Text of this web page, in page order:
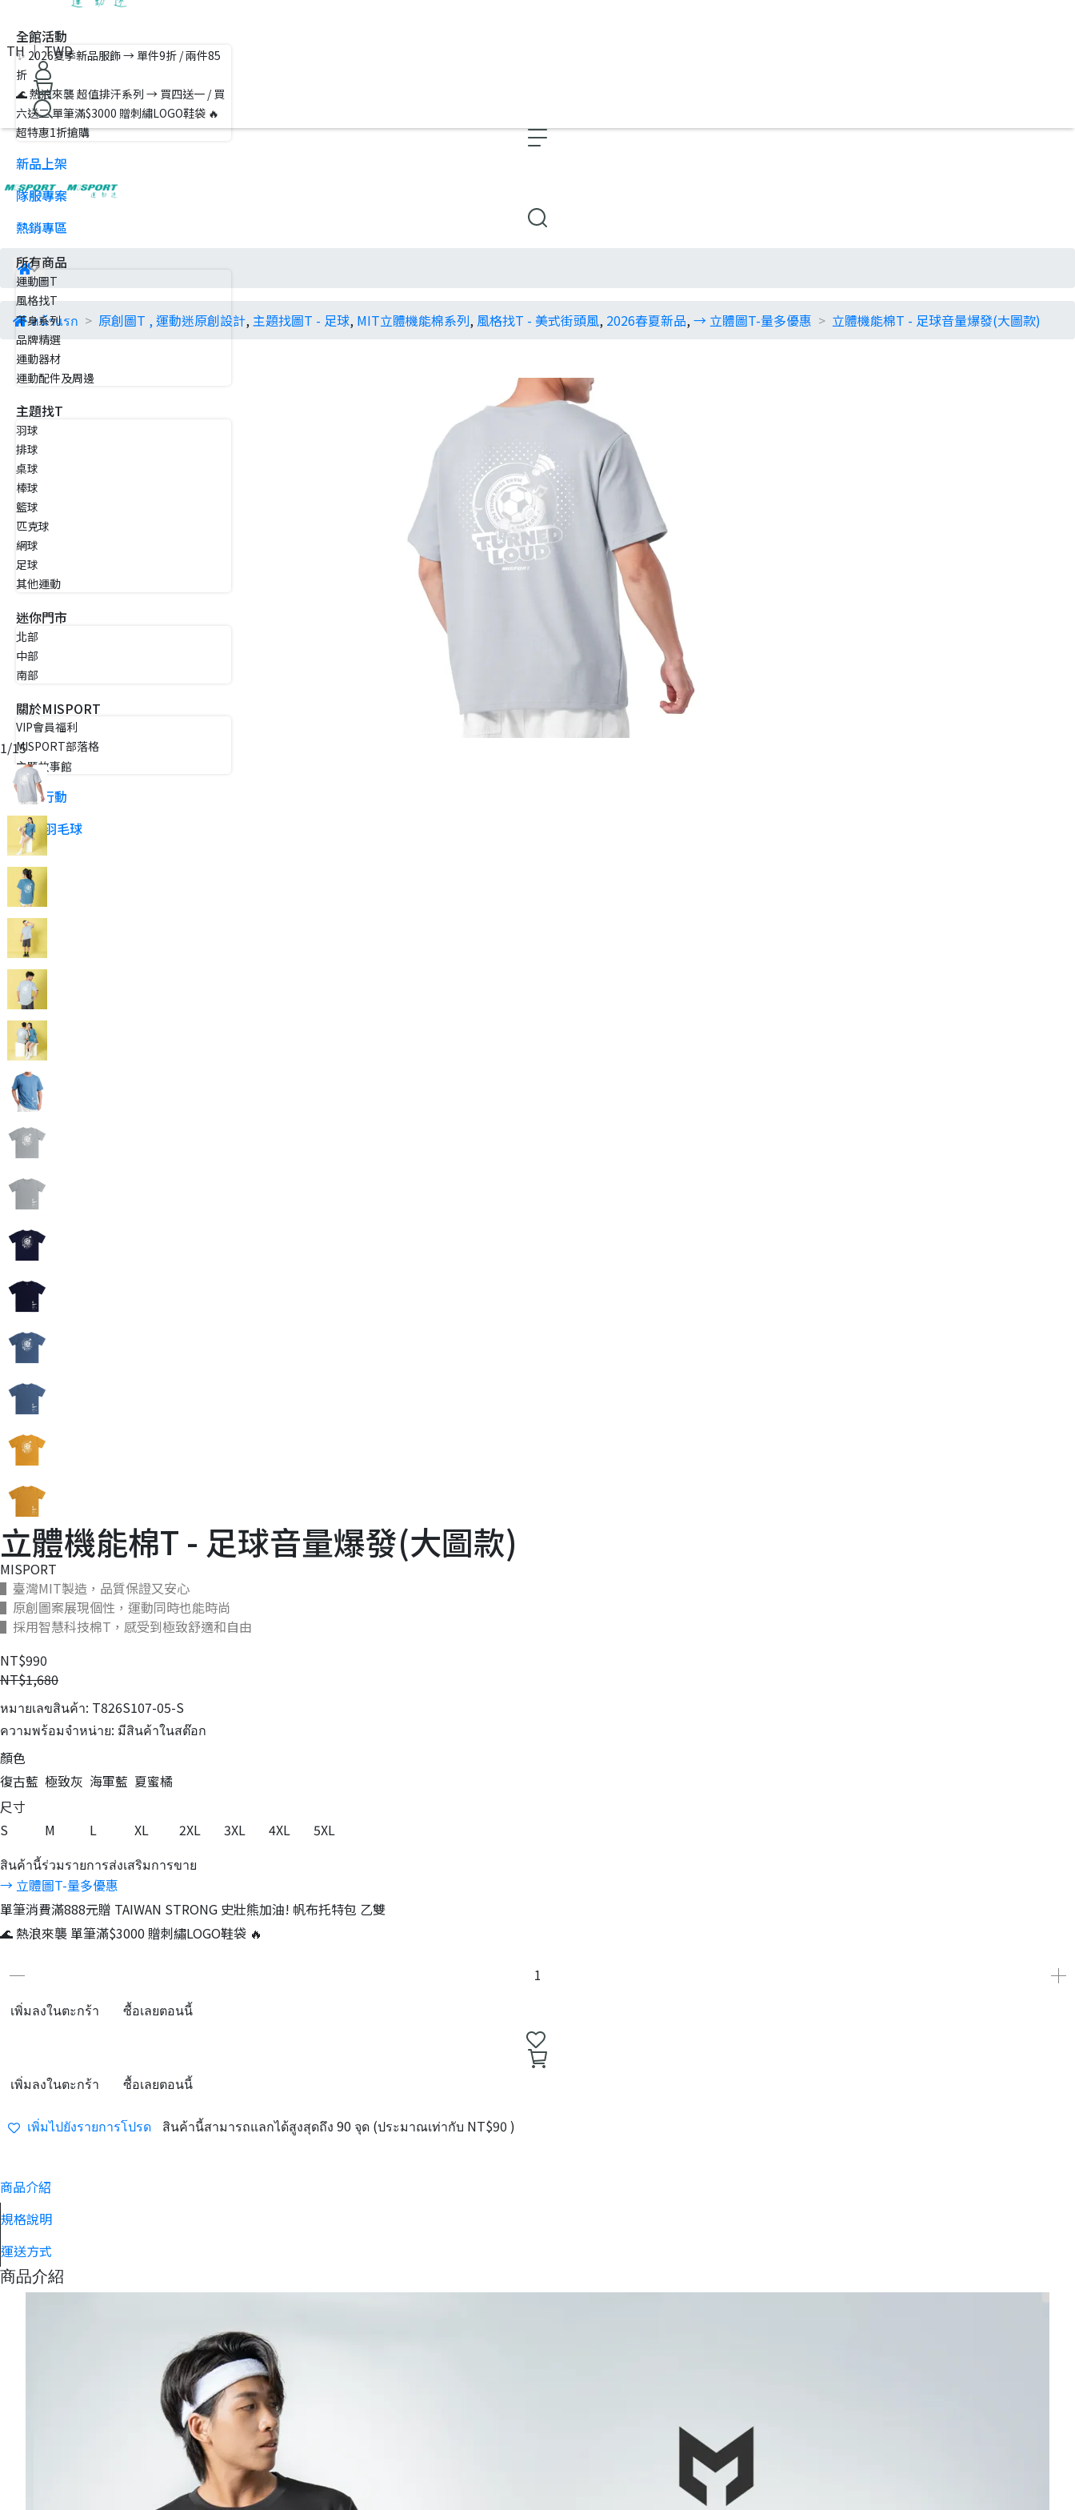
全館活動
✨ 2026夏季新品服飾 → 單件9折 / 兩件85
折
🌊 熱浪來襲 超值排汗系列 → 買四送一 / 買
六送二 單筆滿$3000 贈刺繡LOGO鞋袋 🔥
超特惠1折搶購
新品上架
隊服專案
熱銷專區
所有商品
運動圖T
風格找T
下身系列
品牌精選
運動器材
運動配件及周邊
主題找T
羽球
排球
桌球
棒球
籃球
匹克球
網球
足球
其他運動
迷你門市
北部
中部
南部
關於MISPORT
VIP會員福利
MISPORT部落格
主題故事館
公益行動
RSL 羽毛球
TH ｜ TWD
หน้าแรก 原創圖T ,運動迷原創設計,主題找圖T - 足球, MIT立體機能棉系列, 風格找T - 美式街頭風, 2026春夏新品,→ 立體圖T-量多優惠 立體機能棉T - 足球音量爆發(大圖款)
1/15
立體機能棉T - 足球音量爆發(大圖款)
MISPORT
▌臺灣MIT製造，品質保證又安心
▌原創圖案展現個性，運動同時也能時尚
▌採用智慧科技棉T，感受到極致舒適和自由
NT$990
NT$1,680
หมายเลขสินค้า: T826S107-05-S
ความพร้อมจำหน่าย: มีสินค้าในสต๊อก
顏色
復古藍 極致灰 海軍藍 夏蜜橘
尺寸
S
M L XL 2XL 3XL 4XL
5XL
สินค้านี้ร่วมรายการส่งเสริมการขาย
→ 立體圖T-量多優惠
單筆消費滿888元贈 TAIWAN STRONG 史壯熊加油! 帆布托特包 乙雙
🌊 熱浪來襲 單筆滿$3000 贈刺繡LOGO鞋袋 🔥
เพิ่มลงในตะกร้า ซื้อเลยตอนนี้
เพิ่มลงในตะกร้า ซื้อเลยตอนนี้
เพิ่มไปยังรายการโปรด สินค้านี้สามารถแลกได้สูงสุดถึง 90 จุด (ประมาณเท่ากับ NT$90 )
商品介紹
規格說明
運送方式
商品介紹